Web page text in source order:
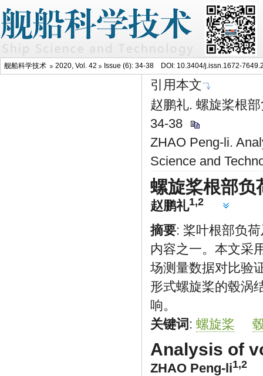
舰船科学技术 2020, Vol. 42 Issue (6): 34-38 DOI: 10.3404/j.issn.1672-
引用本文
赵鹏礼. 螺旋桨根
34-38
ZHAO Peng-li.
Science and
螺旋桨根部负
赵鹏礼1,2
摘要: 桨叶根部负
内容之一。本文采
场测量数据对比验
形式螺旋桨的毂涡
响。
关键词 : 螺旋桨
Analysis of
ZHAO Peng-li1,2